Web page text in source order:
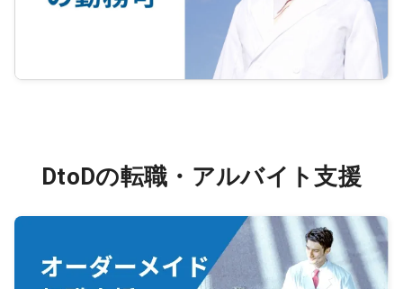
DtoDの転職・アルバイト支援